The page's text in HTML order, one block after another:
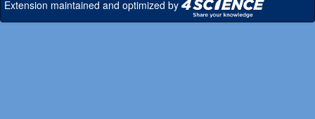
Extension maintained and optimized by